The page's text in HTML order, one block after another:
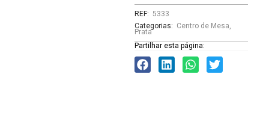
REF: 5333
Categorias: Centro de Mesa,
Prata
Partilhar esta página: